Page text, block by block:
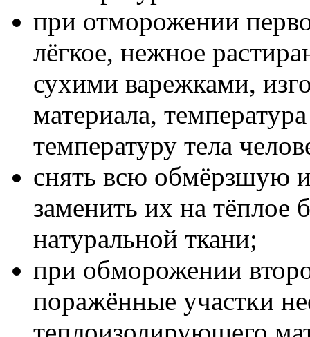
при отморожении
лёгкое, нежное
сухими варежками,
материала,
температуру тела
снять всю обмёрзшую
заменить их на тёплое
натуральной ткани;
при обморожении
поражённые участки